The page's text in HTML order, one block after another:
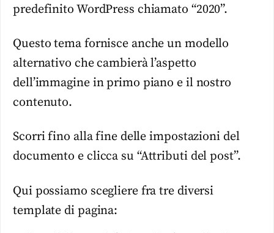
predefinito WordPress chiamato “2020”.
Questo tema fornisce anche un modello
alternativo che cambierà l’aspetto
dell’immagine in primo piano e il nostro
contenuto.
Scorri fino alla fine delle impostazioni del
documento e clicca su “Attributi del post”.
Qui possiamo scegliere fra tre diversi
template di pagina: